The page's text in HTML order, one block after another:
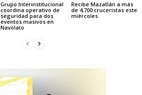
Grupo Interinstitucional
coordina operativo de
seguridad para dos
eventos masivos en
Navolato
Recibe Mazatlán a más
de 4,700 cruceristas este
miércoles